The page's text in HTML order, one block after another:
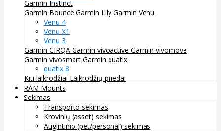
Garmin Instinct
Garmin Bounce Garmin Lily Garmin Venu
Venu 4
Venu X1
Venu 3
Garmin CIRQA Garmin vivoactive Garmin vivomove
Garmin vivosmart Garmin quatix
quatix 8
Kiti laikrodžiai Laikrodžių priedai
RAM Mounts
Sekimas
Transporto sekimas
Krovinių (asset) sekimas
Augintinio (pet/personal) sekimas